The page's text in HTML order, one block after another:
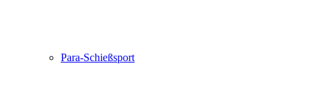
Para-Schießsport